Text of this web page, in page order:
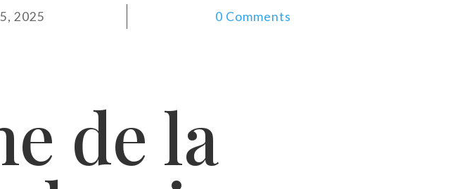
2025 0 Comments
de la